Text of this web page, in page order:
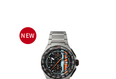
NEW